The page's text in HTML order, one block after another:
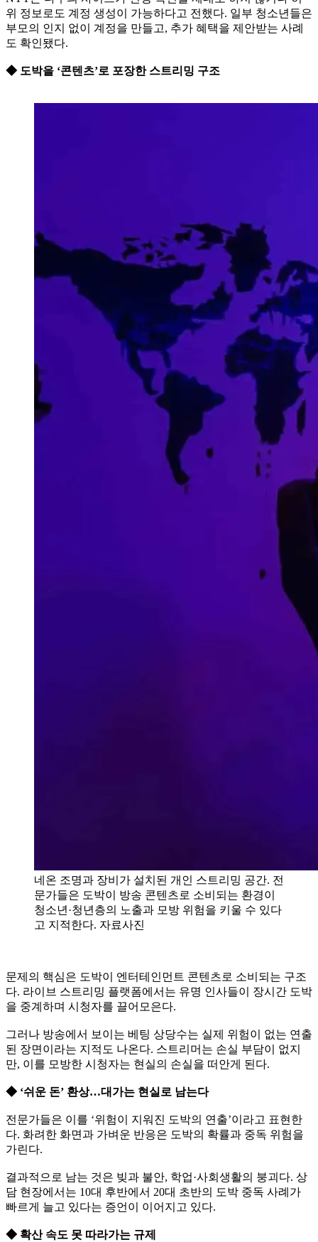
위 정보로도 계정 생성이 가능하다고 전했다. 일부 청소년들은
부모의 인지 없이 계정을 만들고, 추가 혜택을 제안받는 사례
도 확인됐다.
◆ 도박을 ‘콘텐츠’로 포장한 스트리밍 구조
네온 조명과 장비가 설치된 개인 스트리밍 공간. 전
문가들은 도박이 방송 콘텐츠로 소비되는 환경이
청소년·청년층의 노출과 모방 위험을 키울 수 있다
고 지적한다. 자료사진
문제의 핵심은 도박이 엔터테인먼트 콘텐츠로 소비되는 구조
다. 라이브 스트리밍 플랫폼에서는 유명 인사들이 장시간 도박
을 중계하며 시청자를 끌어모은다.
그러나 방송에서 보이는 베팅 상당수는 실제 위험이 없는 연출
된 장면이라는 지적도 나온다. 스트리머는 손실 부담이 없지
만, 이를 모방한 시청자는 현실의 손실을 떠안게 된다.
◆ ‘쉬운 돈’ 환상…대가는 현실로 남는다
전문가들은 이를 ‘위험이 지워진 도박의 연출’이라고 표현한
다. 화려한 화면과 가벼운 반응은 도박의 확률과 중독 위험을
가린다.
결과적으로 남는 것은 빚과 불안, 학업·사회생활의 붕괴다. 상
담 현장에서는 10대 후반에서 20대 초반의 도박 중독 사례가
빠르게 늘고 있다는 증언이 이어지고 있다.
◆ 확산 속도 못 따라가는 규제